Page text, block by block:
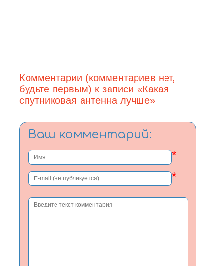
Комментарии (комментариев нет,
будьте первым) к записи «Какая
спутниковая антенна лучше»
Ваш комментарий:
*
*